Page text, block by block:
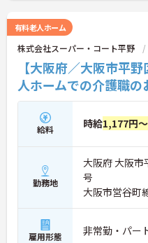
有料老人ホーム
株式会社スーパー・コート平野
【大阪府／大阪市平
人ホームでの介護職の
給料 時給1,177円
勤務地
大阪府 大阪市
号
大阪市営谷町
雇用形態 非常勤・パー